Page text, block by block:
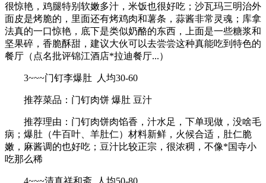
很惊艳，鸡腿特别软嫩多汁，米饭也很好吃；沙瓦玛三明治外
面皮是烤脆的，里面还有烤鸡肉和薯条，蒜酱非常灵魂；库拿
法真的一口惊艳，底下是类似奶酪的东西，上面是一些糖浆和
坚果碎，香脆酥甜，建议大伙可以去尝尝这种真能吃到特色的
餐厅（点名批评锦江酒店*拉迪餐厅...）
3~~~门钉李爆肚 人均30-60
推荐菜品：门钉肉饼 爆肚 豆汁
推荐理由：门钉肉饼肉馅香，汁水足，下单现做，没啥毛
病；爆肚（牛百叶、羊肚仁）材料新鲜，火候合适，肚仁脆
嫩，麻酱调的也好吃；豆汁比较正宗，很浓稠，不像*国寺小
吃那么稀
4~~~清真祥和斋 人均50-80